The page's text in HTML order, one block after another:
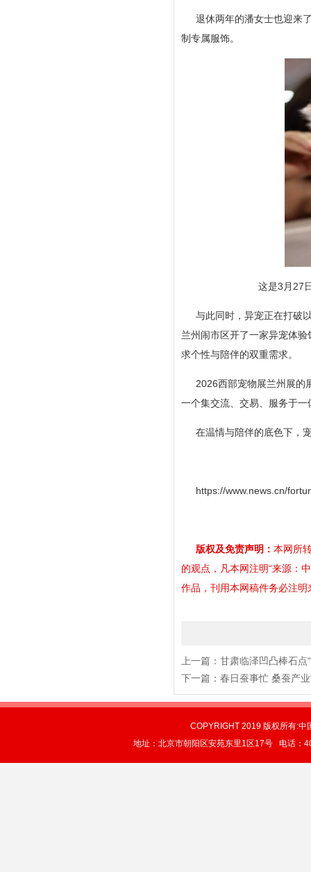
退休两年的潘女士也迎来
制专属服饰。
这是3月27
与此同时，异宠正在打破
兰州闹市区开了一家异宠体验
求个性与陪伴的双重需求。
2026西部宠物展兰州展的
一个集交流、交易、服务于
在温情与陪伴的底色下，
https://www.news.cn/
版权及免责声明： 本网所
的观点，凡本网注明“来源：
作品，刊用本网稿件务必注
上一篇： 甘肃临泽凹凸棒石点
下一篇： 春日蚕事忙 桑蚕产
COPYRIGHT 2019 版权所有:
地址：北京市朝阳区安苑东里1区17号 电话